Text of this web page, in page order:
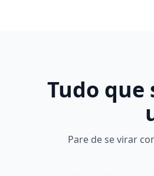
Tudo que
Pare de se virar